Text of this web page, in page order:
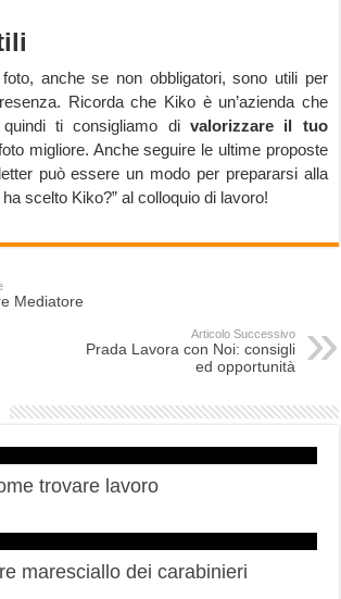
anche se non obbligatori, sono utili per
Ricorda che Kiko è un’azienda che
quindi ti consigliamo divalorizzare il tuo
migliore. Anche seguire le ultime proposte
può essere un modo per prepararsi alla
scelto Kiko?” al colloquio di lavoro!
Mediatore
Articolo Successivo
Prada Lavora con Noi: consigli
ed opportunità
trovare lavoro
maresciallo dei carabinieri